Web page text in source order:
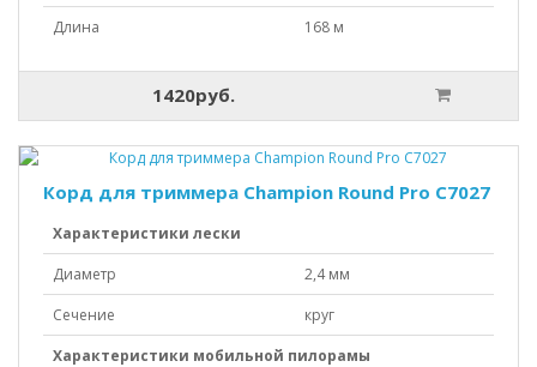
Длина
168 м
1420руб.
Корд для триммера Champion Round Pro C7027
Характеристики лески
Диаметр
2,4 мм
Сечение
круг
Характеристики мобильной пилорамы